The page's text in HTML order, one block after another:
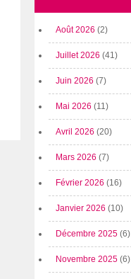
Août 2026 (2)
Juillet 2026 (41)
Juin 2026 (7)
Mai 2026 (11)
Avril 2026 (20)
Mars 2026 (7)
Février 2026 (16)
Janvier 2026 (10)
Décembre 2025 (6)
Novembre 2025 (6)